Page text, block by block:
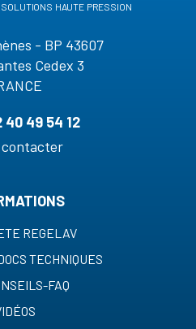
haute pression
- BP 43607
Cedex 3
40 49 54 12
contacter
REGELAV
TECHNIQUES
FAQ